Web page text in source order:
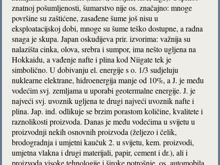
znatnoj pošumljenosti, šumarstvo nije os. značajno: mnoge
površine su zaštićene, zasađene šume još nisu u
eksploatacijskoj dobi, mnoge su šume teško dostupne, a radna
snaga je skupa. Japan oskudijeva prir. izvorima: važnija su
nalazišta cinka, olova, srebra i sumpor, ima nešto ugljena na
Hokkaidu, a vađenje nafte i plina kod Niigate tek je
simbolično. U dobivanju el. energije s o. 1/3 sudjeluju
nuklearne elektrane, hidroenergija manje od 10%, a J. je među
vodećim svj. zemljama u uporabi geotermalne energije. J. je
najveći svj. uvoznik ugljena te drugi najveći uvoznik nafte i
plina. Jap. ind. odlikuje se brzim porastom količine, kvalitete i
raznolikosti proizvoda. Danas je među vodećima u svijetu u
proizvodnji nekih osnovnih proizvoda (željezo i čelik,
brodogradnja i umjetni kaučuk 2. u svijetu, kem. proizvodi,
umjetna vlakna i drugi materijali, papir, cement i dr.), ali i
proizvoda visoke tehnologije i široke potrošnje, os. automobila